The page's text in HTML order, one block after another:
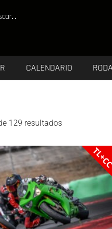
CALENDARIO
129 resultados